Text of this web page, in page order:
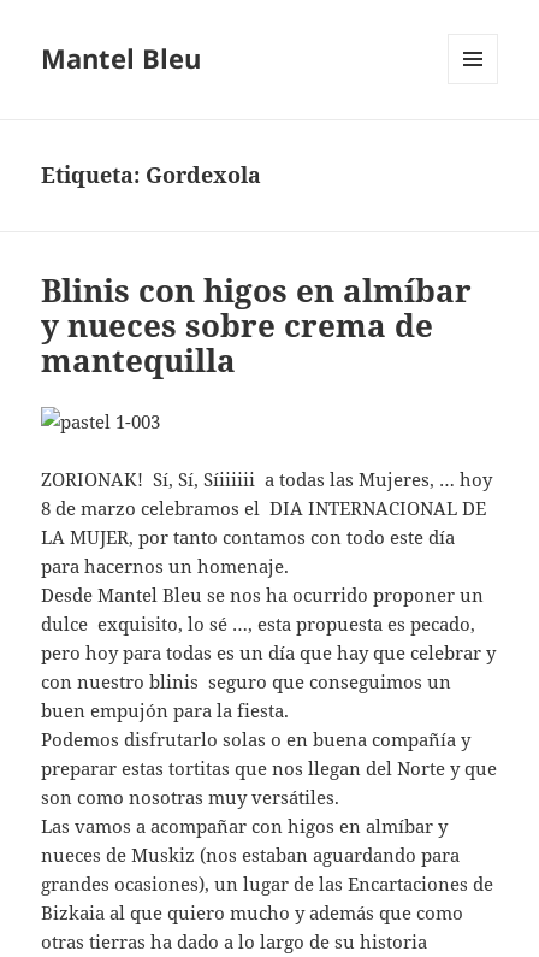
Mantel Bleu
Etiqueta: Gordexola
Blinis con higos en almíbar
y nueces sobre crema de
mantequilla
ZORIONAK! Sí, Sí, Síiiiiii a todas las Mujeres, … hoy
8 de marzo celebramos el DIA INTERNACIONAL DE
LA MUJER, por tanto contamos con todo este día
para hacernos un homenaje.
Desde Mantel Bleu se nos ha ocurrido proponer un
dulce exquisito, lo sé …, esta propuesta es pecado,
pero hoy para todas es un día que hay que celebrar y
con nuestro blinis seguro que conseguimos un
buen empujón para la fiesta.
Podemos disfrutarlo solas o en buena compañía y
preparar estas tortitas que nos llegan del Norte y que
son como nosotras muy versátiles.
Las vamos a acompañar con higos en almíbar y
nueces de Muskiz (nos estaban aguardando para
grandes ocasiones), un lugar de las Encartaciones de
Bizkaia al que quiero mucho y además que como
otras tierras ha dado a lo largo de su historia